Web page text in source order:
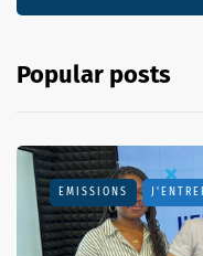
Popular posts
EMISSIONS